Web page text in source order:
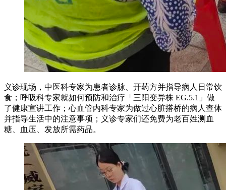
义诊现场，中医科专家为患者诊脉、开药方并指导病人日常饮
食；呼吸科专家就如何预防和治疗「三阳变异株 EG.5.1」做
了健康宣讲工作；心血管内科专家为做过心脏搭桥的病人查体
并指导生活中的注意事项；义诊专家们还免费为老百姓测血
糖、血压、发放所需药品。